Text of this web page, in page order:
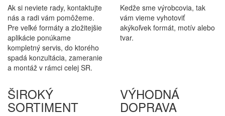
Ak si neviete rady, kontaktujte
nás a radi vám pomôžeme.
Pre veľké formáty a zložitejšie
aplikácie ponúkame
kompletný servis, do ktorého
spadá konzultácia, zameranie
a montáž v rámci celej SR.
Kedže sme výrobcovia, tak
vám vieme vyhotoviť
akýkoľvek formát, motív alebo
tvar.
ŠIROKÝ
SORTIMENT
VÝHODNÁ
DOPRAVA